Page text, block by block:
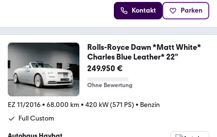
Kontakt Parken
Rolls-Royce Dawn *Matt White*
Charles Blue Leather* 22"
249.950 €
Ohne Bewertung
EZ 11/2016• 68.000 km • 420 kW (571 PS) • Benzin
Full Custom